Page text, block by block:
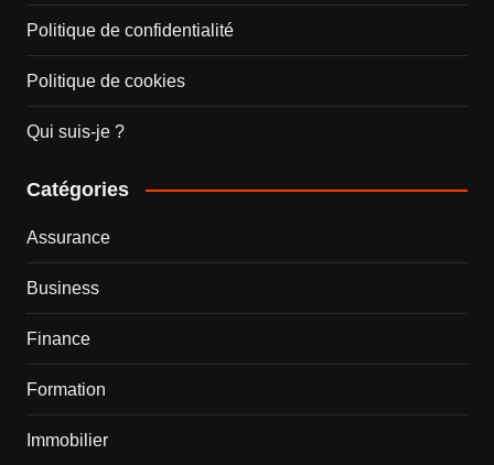
Politique de confidentialité
Politique de cookies
Qui suis-je ?
Catégories
Assurance
Business
Finance
Formation
Immobilier